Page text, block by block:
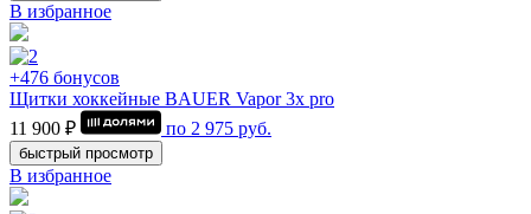
В избранное
+476 бонусов
Щитки хоккейные BAUER Vapor 3x pro
11 900 ₽
по 2 975 руб.
быстрый просмотр
В избранное